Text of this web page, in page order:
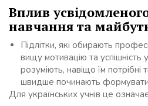
Вплив
навчання та
Підлітки, які обирають
вищу мотивацію та
розуміють, навіщо їм потрібні
швидше починають формувати
Для українських учнів це